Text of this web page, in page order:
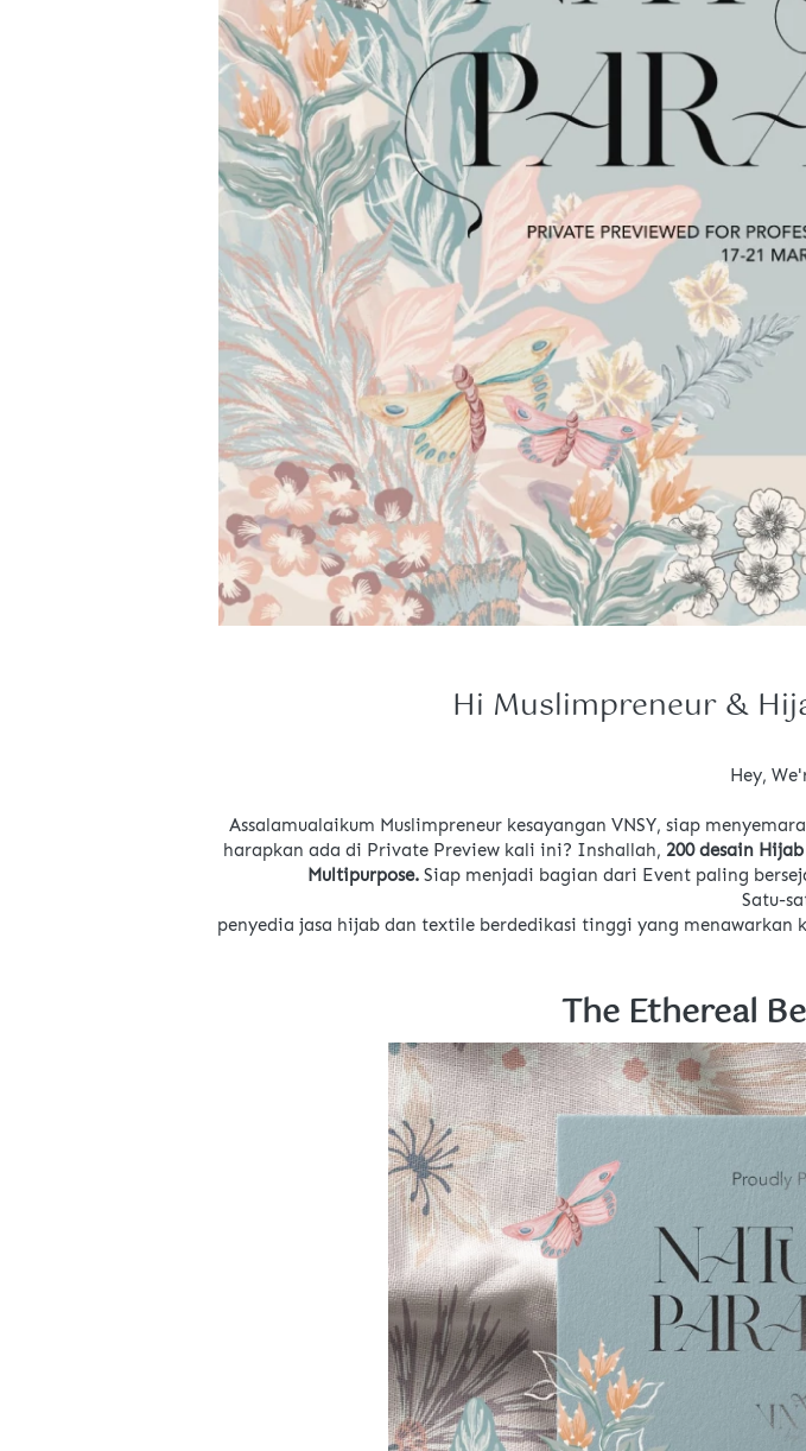
Hi Muslimpreneur &
Hey,
Assalamualaikum Muslimpreneur kesayangan VNSY, siap
harapkan ada di Private Preview kali ini? Inshallah, 200 desain
Multipurpose. Siap menjadi bagian dari Event paling
Satu-
penyedia jasa hijab dan textile berdedikasi tinggi yang menawarkan
The Ethereal